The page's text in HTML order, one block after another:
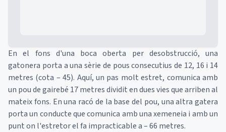
En el fons d'una boca oberta per desobstrucció, una
gatonera porta a una sèrie de pous consecutius de 12, 16 i 14
metres (cota – 45). Aquí, un pas molt estret, comunica amb
un pou de gairebé 17 metres dividit en dues vies que arriben al
mateix fons. En una racó de la base del pou, una altra gatera
porta un conducte que comunica amb una xemeneia i amb un
punt on l'estretor el fa impracticable a – 66 metres.